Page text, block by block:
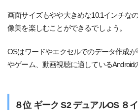
画面サイズもやや大きめな10.1インチな
像美を楽しむことができるでしょう。
OSはワードやエクセルでのデータ作成が
やゲーム、動画視聴に適しているAndroid
８位 ギーク S2 デュアルOS ８